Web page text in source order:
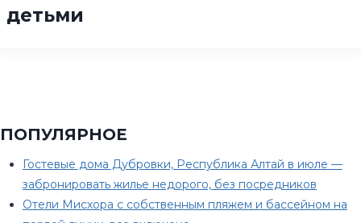
детьми
ПОПУЛЯРНОЕ
Гостевые дома Дубровки, Республика Алтай в июле —
забронировать жилье недорого, без посредников
Отели Мисхора с собственным пляжем и бассейном на